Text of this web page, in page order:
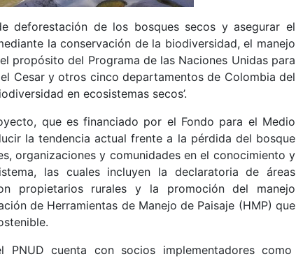
deforestación de los bosques secos y asegurar el
la conservación de la biodiversidad, el manejo
propósito del Programa de las Naciones Unidas para
Cesar y otros cinco departamentos de Colombia del
en ecosistemas secos’.
que es financiado por el Fondo para el Medio
la tendencia actual frente a la pérdida del bosque
organizaciones y comunidades en el conocimiento y
las cuales incluyen la declaratoria de áreas
propietarios rurales y la promoción del manejo
de Herramientas de Manejo de Paisaje (HMP) que
cuenta con socios implementadores como